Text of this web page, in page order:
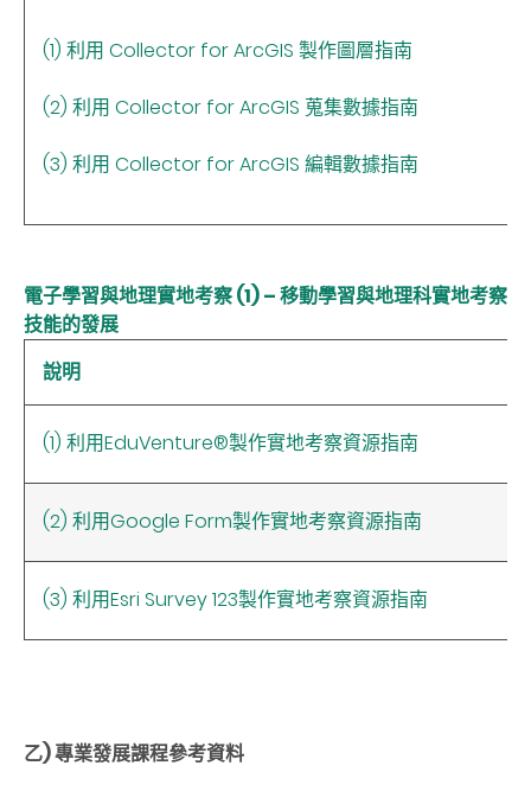
(1) 利用 Collector for ArcGIS 製作圖層指南
(2) 利用 Collector for ArcGIS 蒐集數據指南
(3) 利用 Collector for ArcGIS 編輯數據指南
電子學習與地理實地考察 (1) – 移動學習與地理科實地考察
技能的發展
說明
(1) 利用EduVenture®製作實地考察資源指南
(2) 利用Google Form製作實地考察資源指南
(3) 利用Esri Survey 123製作實地考察資源指南
乙) 專業發展課程參考資料